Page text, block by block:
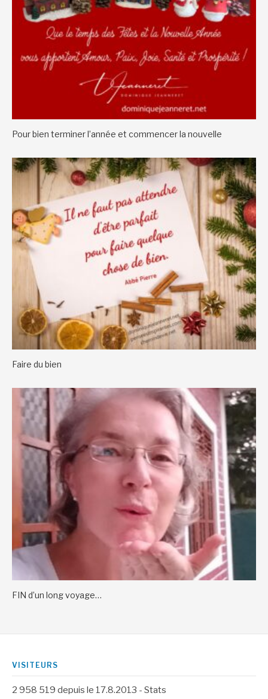
Pour bien terminer l’année et commencer la nouvelle
Faire du bien
FIN d’un long voyage…
VISITEURS
2 958 519 depuis le 17.8.2013 - Stats